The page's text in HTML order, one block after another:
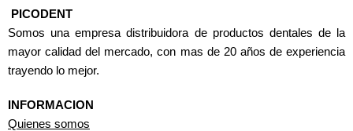
PICODENT
Somos una empresa distribuidora de productos dentales de la
mayor calidad del mercado, con mas de 20 años de experiencia
trayendo lo mejor.
INFORMACION
Quienes somos